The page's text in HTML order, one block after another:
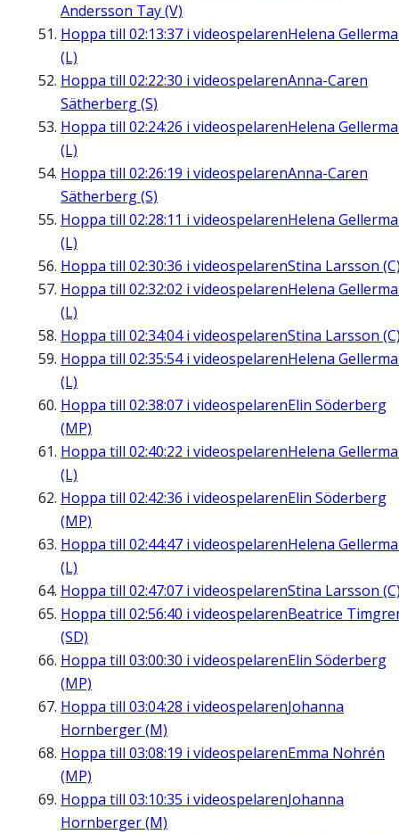
Andersson Tay (V)
Hoppa till 02:13:37 i videospelarenHelena
(L)
Hoppa till 02:22:30 i videospelarenAnna-Caren
Sätherberg (S)
Hoppa till 02:24:26 i videospelarenHelena
(L)
Hoppa till 02:26:19 i videospelarenAnna-Caren
Sätherberg (S)
Hoppa till 02:28:11 i videospelarenHelena
(L)
Hoppa till 02:30:36 i videospelarenStina Larsson
Hoppa till 02:32:02 i videospelarenHelena
(L)
Hoppa till 02:34:04i videospelarenStina Larsson
Hoppa till 02:35:54i videospelarenHelena
(L)
Hoppa till 02:38:07 i videospelarenElin Söderberg
(MP)
Hoppa till 02:40:22 i videospelarenHelena
(L)
Hoppa till 02:42:36 i videospelarenElin Söderberg
(MP)
Hoppa till 02:44:47 i videospelarenHelena
(L)
Hoppa till 02:47:07 i videospelarenStina Larsson
Hoppa till 02:56:40 i videospelarenBeatrice
(SD)
Hoppa till 03:00:30 i videospelarenElin Söderberg
(MP)
Hoppa till 03:04:28 i videospelarenJohanna
Hornberger (M)
Hoppa till 03:08:19 i videospelarenEmma Nohrén
(MP)
Hoppa till 03:10:35 i videospelarenJohanna
Hornberger (M)